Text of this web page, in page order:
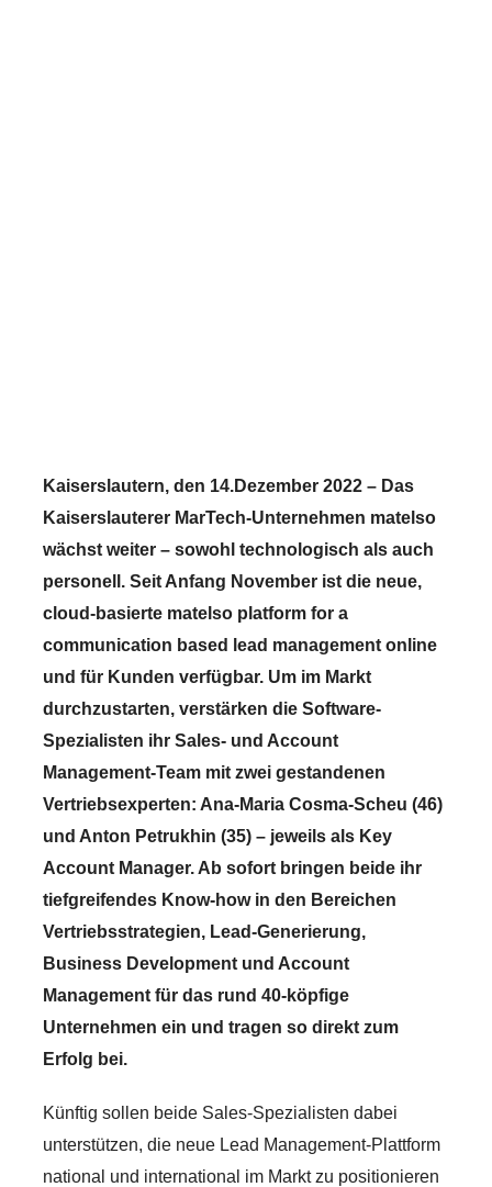
Kaiserslautern, den 14.Dezember 2022 – Das
Kaiserslauterer MarTech-Unternehmen matelso
wächst weiter – sowohl technologisch als auch
personell. Seit Anfang November ist die neue,
cloud-basierte matelso platform for a
communication based lead management online
und für Kunden verfügbar. Um im Markt
durchzustarten, verstärken die Software-
Spezialisten ihr Sales- und Account
Management-Team mit zwei gestandenen
Vertriebsexperten: Ana-Maria Cosma-Scheu (46)
und Anton Petrukhin (35) – jeweils als Key
Account Manager. Ab sofort bringen beide ihr
tiefgreifendes Know-how in den Bereichen
Vertriebsstrategien, Lead-Generierung,
Business Development und Account
Management für das rund 40-köpfige
Unternehmen ein und tragen so direkt zum
Erfolg bei.
Künftig sollen beide Sales-Spezialisten dabei
unterstützen, die neue Lead Management-Plattform
national und international im Markt zu positionieren